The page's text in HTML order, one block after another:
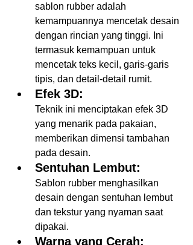
sablon rubber adalah
kemampuannya mencetak desain
dengan rincian yang tinggi. Ini
termasuk kemampuan untuk
mencetak teks kecil, garis-garis
tipis, dan detail-detail rumit.
Efek 3D:
Teknik ini menciptakan efek 3D
yang menarik pada pakaian,
memberikan dimensi tambahan
pada desain.
Sentuhan Lembut:
Sablon rubber menghasilkan
desain dengan sentuhan lembut
dan tekstur yang nyaman saat
dipakai.
Warna yang Cerah: